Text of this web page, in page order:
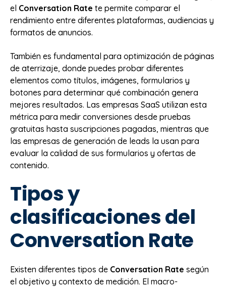
el Conversation Rate te permite comparar el
rendimiento entre diferentes plataformas, audiencias y
formatos de anuncios.
También es fundamental para optimización de páginas
de aterrizaje, donde puedes probar diferentes
elementos como títulos, imágenes, formularios y
botones para determinar qué combinación genera
mejores resultados. Las empresas SaaS utilizan esta
métrica para medir conversiones desde pruebas
gratuitas hasta suscripciones pagadas, mientras que
las empresas de generación de leads la usan para
evaluar la calidad de sus formularios y ofertas de
contenido.
Tipos y
clasificaciones del
Conversation Rate
Existen diferentes tipos de Conversation Rate según
el objetivo y contexto de medición. El macro-